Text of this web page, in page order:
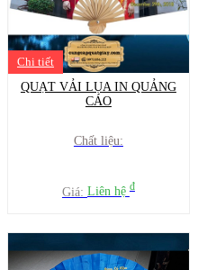
Chi tiết
QUẠT VẢI LỤA IN QUẢNG
CÁO
Chất liệu:
Giá: Liên hệ đ